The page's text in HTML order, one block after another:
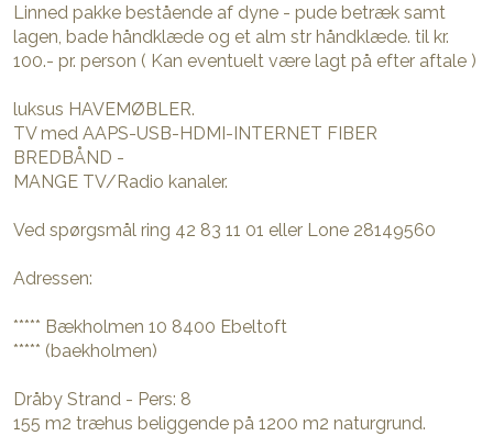
Linned pakke bestående af dyne - pude betræk samt
lagen, bade håndklæde og et alm str håndklæde. til kr.
100.- pr. person ( Kan eventuelt være lagt på efter aftale )
luksus HAVEMØBLER.
TV med AAPS-USB-HDMI-INTERNET FIBER
BREDBÅND -
MANGE TV/Radio kanaler.
Ved spørgsmål ring 42 83 11 01 eller Lone 28149560
Adressen:
***** Bækholmen 10 8400 Ebeltoft
***** (baekholmen)
Dråby Strand - Pers: 8
155 m2 træhus beliggende på 1200 m2 naturgrund.